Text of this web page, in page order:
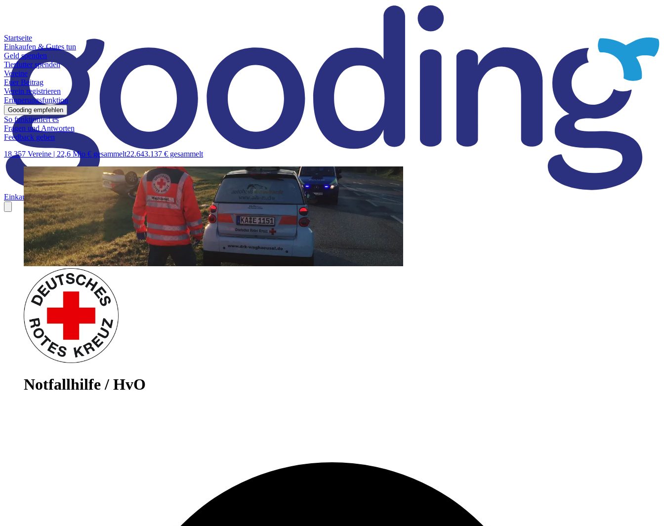
Einkaufen & Gutes tunGeld spenden Tierfutter spenden VereineEuer Beitrag
Startseite
Einkaufen & Gutes tun
Geld spenden
Tierfutter spenden
Vereine
Euer Beitrag
Verein registrieren
Erinnerungsfunktion
Gooding empfehlen
So funktioniert es
Fragen und Antworten
Feedback geben
18.357 Vereine | 22,6 Mio € gesammelt22.643.137 € gesammelt
Notfallhilfe / HvO